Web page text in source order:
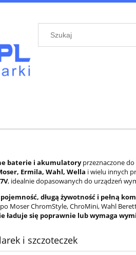
baterie i akumulatoryprzeznaczone do
Ermila, Wahl, Wella i wielu innych
, idealnie dopasowanych do urządzeń
długą żywotność i pełną
Moser ChromStyle, ChroMini, Wahl
ładuje się poprawnie lub wymaga
i szczoteczek